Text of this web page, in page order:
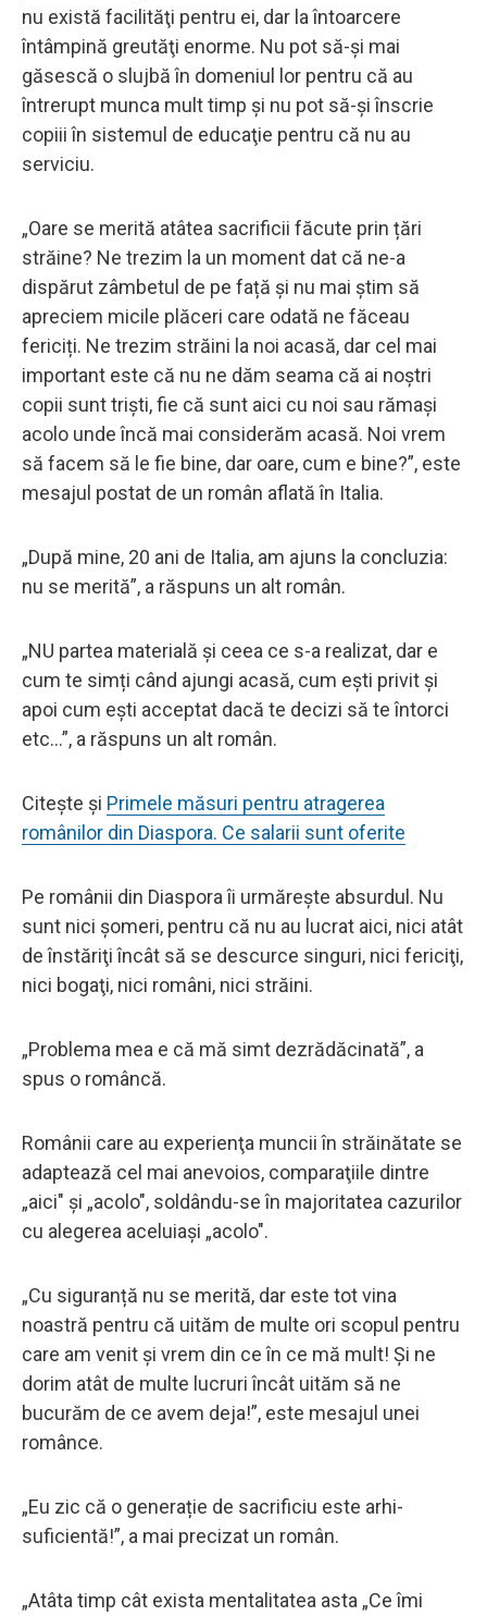
nu există facilităţi pentru ei, dar la întoarcere
întâmpină greutăţi enorme. Nu pot să-şi mai
găsescă o slujbă în domeniul lor pentru că au
întrerupt munca mult timp şi nu pot să-şi înscrie
copiii în sistemul de educaţie pentru că nu au
serviciu.
„Oare se merită atâtea sacrificii făcute prin țări
străine? Ne trezim la un moment dat că ne-a
dispărut zâmbetul de pe față și nu mai știm să
apreciem micile plăceri care odată ne făceau
fericiți. Ne trezim străini la noi acasă, dar cel mai
important este că nu ne dăm seama că ai noștri
copii sunt triști, fie că sunt aici cu noi sau rămași
acolo unde încă mai considerăm acasă. Noi vrem
să facem să le fie bine, dar oare, cum e bine?”, este
mesajul postat de un român aflată în Italia.
„După mine, 20 ani de Italia, am ajuns la concluzia:
nu se merită”, a răspuns un alt român.
„NU partea materială și ceea ce s-a realizat, dar e
cum te simți când ajungi acasă, cum ești privit și
apoi cum ești acceptat dacă te decizi să te întorci
etc...”, a răspuns un alt român.
Citește și Primele măsuri pentru atragerea
românilor din Diaspora. Ce salarii sunt oferite
Pe românii din Diaspora îi urmăreşte absurdul. Nu
sunt nici şomeri, pentru că nu au lucrat aici, nici atât
de înstăriţi încât să se descurce singuri, nici fericiţi,
nici bogaţi, nici români, nici străini.
„Problema mea e că mă simt dezrădăcinată”, a
spus o româncă.
Românii care au experienţa muncii în străinătate se
adaptează cel mai anevoios, comparaţiile dintre
„aici" şi „acolo", soldându-se în majoritatea cazurilor
cu alegerea aceluiaşi „acolo".
„Cu siguranță nu se merită, dar este tot vina
noastră pentru că uităm de multe ori scopul pentru
care am venit și vrem din ce în ce mă mult! Și ne
dorim atât de multe lucruri încât uităm să ne
bucurăm de ce avem deja!”, este mesajul unei
românce.
„Eu zic că o generație de sacrificiu este arhi-
suficientă!”, a mai precizat un român.
„Atâta timp cât exista mentalitatea asta „Ce îmi